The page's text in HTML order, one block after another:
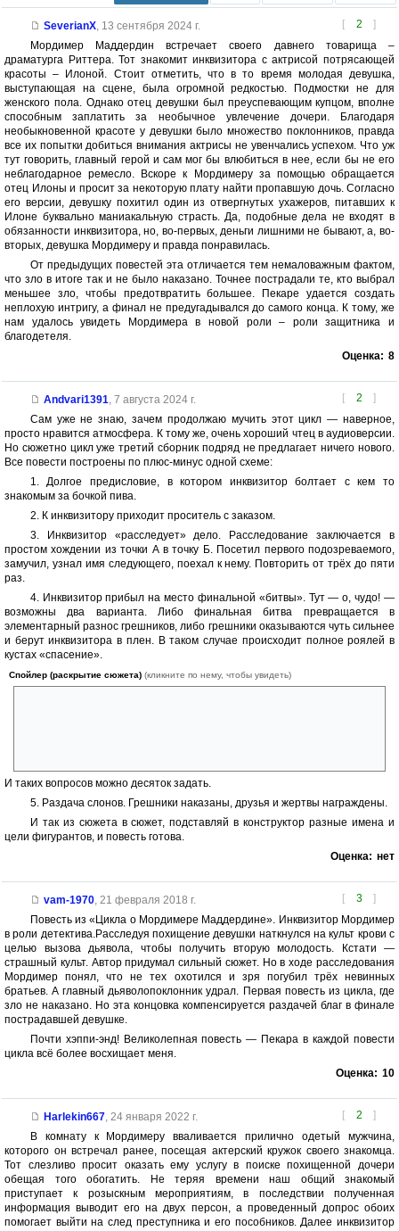
[ 2 ]
SeverianX, 13 сентября 2024 г.
Мордимер Маддердин встречает своего давнего товарища –
драматурга Риттера. Тот знакомит инквизитора с актрисой потрясающей
красоты – Илоной. Стоит отметить, что в то время молодая девушка,
выступающая на сцене, была огромной редкостью. Подмостки не для
женского пола. Однако отец девушки был преуспевающим купцом, вполне
способным заплатить за необычное увлечение дочери. Благодаря
необыкновенной красоте у девушки было множество поклонников, правда
все их попытки добиться внимания актрисы не увенчались успехом. Что уж
тут говорить, главный герой и сам мог бы влюбиться в нее, если бы не его
неблагодарное ремесло. Вскоре к Мордимеру за помощью обращается
отец Илоны и просит за некоторую плату найти пропавшую дочь. Согласно
его версии, девушку похитил один из отвергнутых ухажеров, питавших к
Илоне буквально маниакальную страсть. Да, подобные дела не входят в
обязанности инквизитора, но, во-первых, деньги лишними не бывают, а, во-
вторых, девушка Мордимеру и правда понравилась.
От предыдущих повестей эта отличается тем немаловажным фактом,
что зло в итоге так и не было наказано. Точнее пострадали те, кто выбрал
меньшее зло, чтобы предотвратить большее. Пекаре удается создать
неплохую интригу, а финал не предугадывался до самого конца. К тому, же
нам удалось увидеть Мордимера в новой роли – роли защитника и
благодетеля.
Оценка: 8
[ 2 ]
Andvari1391 7 августа 2024 г.
Сам уже не знаю, зачем продолжаю мучить этот цикл — наверное,
просто нравится атмосфера. К тому же, очень хороший чтец в аудиоверсии.
Но сюжетно цикл уже третий сборник подряд не предлагает ничего нового.
Все повести построены по плюс-минус одной схеме:
1. Долгое предисловие, в котором инквизитор болтает с кем то
знакомым за бочкой пива.
2. К инквизитору приходит проситель с заказом.
3. Инквизитор «расследует» дело. Расследование заключается в
простом хождении из точки А в точку Б. Посетил первого подозреваемого,
замучил, узнал имя следующего, поехал к нему. Повторить от трёх до пяти
раз.
4. Инквизитор прибыл на место финальной «битвы». Тут — о, чудо! —
возможны два варианта. Либо финальная битва превращается в
элементарный разнос грешников, либо грешники оказываются чуть сильнее
и берут инквизитора в плен. В таком случае происходит полное роялей в
кустах «спасение».
Спойлер (раскрытие сюжета) (кликните по нему, чтобы увидеть)
И таких вопросов можно десяток задать.
5. Раздача слонов. Грешники наказаны, друзья и жертвы награждены.
И так из сюжета в сюжет, подставляй в конструктор разные имена и
цели фигурантов, и повесть готова.
Оценка: нет
[ 3 ]
vam-1970, 21 февраля 2018 г.
Повесть из «Цикла о Мордимере Маддердине». Инквизитор Мордимер
в роли детектива.Расследуя похищение девушки наткнулся на культ крови с
целью вызова дьявола, чтобы получить вторую молодость. Кстати —
страшный культ. Автор придумал сильный сюжет. Но в ходе расследования
Мордимер понял, что не тех охотился и зря погубил трёх невинных
братьев. А главный дьяволопоклонник удрал. Первая повесть из цикла, где
зло не наказано. Но эта концовка компенсируется раздачей благ в финале
пострадавшей девушке.
Почти хэппи-энд! Великолепная повесть — Пекара в каждой повести
цикла всё более восхищает меня.
Оценка: 10
[ 2 ]
Harlekin667, 24 января 2022 г.
В комнату к Мордимеру вваливается прилично одетый мужчина,
которого он встречал ранее, посещая актерский кружок своего знакомца.
Тот слезливо просит оказать ему услугу в поиске похищенной дочери
обещая того обогатить. Не теряя времени наш общий знакомый
приступает к розыскным мероприятиям, в последствии полученная
информация выводит его на двух персон, а проведенный допрос обоих
помогает выйти на след преступника и его пособников. Далее инквизитор